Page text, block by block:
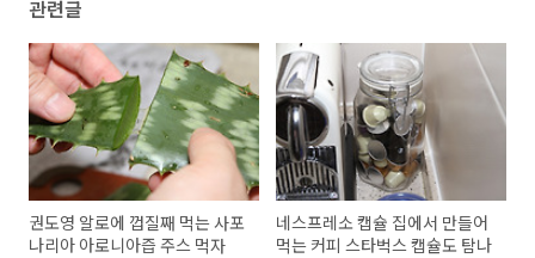
관련글
권도영 알로에 껍질째 먹는 사포
나리아 아로니아즙 주스 먹자
네스프레소 캡슐 집에서 만들어
먹는 커피 스타벅스 캡슐도 탐나